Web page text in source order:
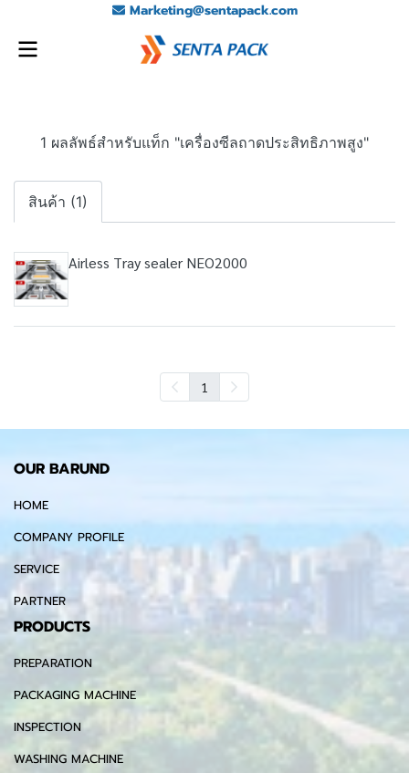
Marketing@sentapack.com
1 ผลลัพธ์สำหรับแท็ก "เครื่องซีลถาดประสิทธิภาพสูง"
สินค้า (1)
Airless Tray sealer NEO2000
1
OUR BARUND
HOME
COMPANY PROFILE
SERVICE
PARTNER
PRODUCTS
PREPARATION
PACKAGING MACHINE
INSPECTION
WASHING MACHINE